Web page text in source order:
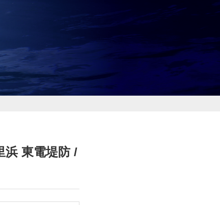
浜 東電堤防 /